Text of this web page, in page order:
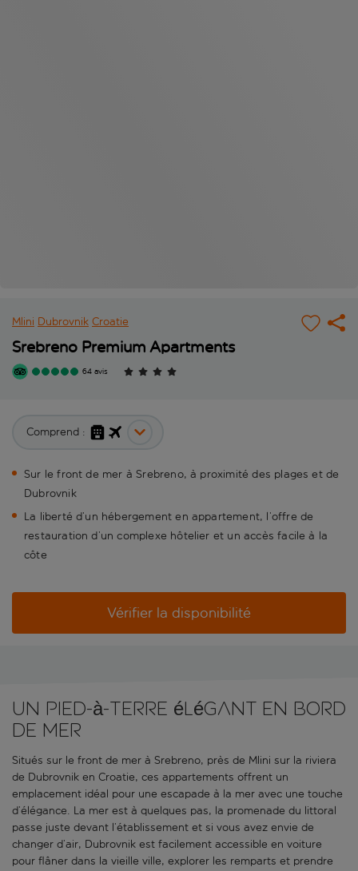
Mlini Dubrovnik Croatie
Srebreno Premium Apartments
64 avis
Comprend :
Sur le front de mer à Srebreno, à proximité des plages et de
Dubrovnik
La liberté d’un hébergement en appartement, l’offre de
restauration d’un complexe hôtelier et un accès facile à la
côte
Vérifier la disponibilité
Un pied-à-terre élégant en bord
de mer
Situés sur le front de mer à Srebreno, près de Mlini sur la riviera
de Dubrovnik en Croatie, ces appartements offrent un
emplacement idéal pour une escapade à la mer avec une touche
d’élégance. La mer est à quelques pas, la promenade du littoral
passe juste devant l’établissement et si vous avez envie de
changer d’air, Dubrovnik est facilement accessible en voiture
pour flâner dans la vieille ville, explorer les remparts et prendre